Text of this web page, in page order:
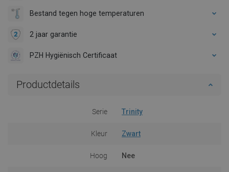
Bestand tegen hoge temperaturen
2 jaar garantie
PZH Hygiënisch Certificaat
Productdetails
Serie Trinity
Kleur Zwart
Hoog Nee